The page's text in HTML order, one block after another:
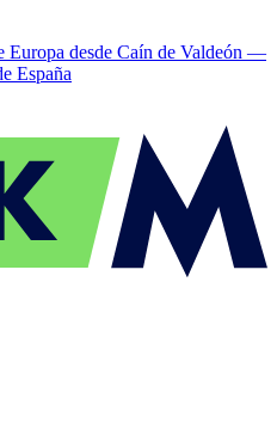
desde Caín de Valdeón —
España